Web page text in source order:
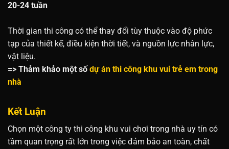
20-24 tuần
Thời gian thi công có thể thay đổi tùy thuộc vào độ phức
tạp của thiết kế, điều kiện thời tiết, và nguồn lực nhân lực,
vật liệu.
=> Thảm khảo một sốdự án thi công khu vui trẻ em trong
nhà
Kết Luận
Chọn một công ty thi công khu vui chơi trong nhà uy tín có
tầm quan trọng rất lớn trong việc đảm bảo an toàn, chất